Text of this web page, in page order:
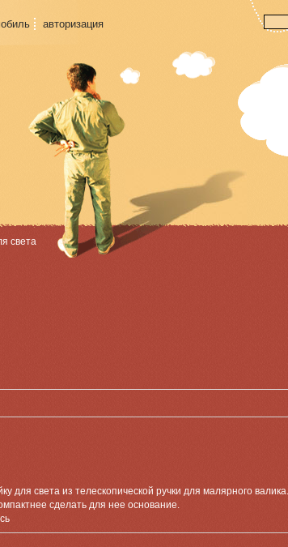
авторизация
света
для света из телескопической ручки для малярного валика.
сделать для нее основание.